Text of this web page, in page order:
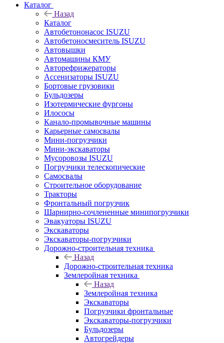
Каталог
Назад
Каталог
Автобетононасос ISUZU
Автобетоносмеситель ISUZU
Автовышки
Автомашины КМУ
Авторефрижераторы
Ассенизаторы ISUZU
Бортовые грузовики
Бульдозеры
Изотермические фургоны
Илососы
Канало-промывочные машины
Карьерные самосвалы
Мини-погрузчики
Мини-экскаваторы
Мусоровозы ISUZU
Погрузчики телескопические
Самосвалы
Строительное оборудование
Тракторы
Фронтальный погрузчик
Шарнирно-сочлененные минипогрузчики
Эвакуаторы ISUZU
Экскаваторы
Экскаваторы-погрузчики
Дорожно-строительная техника
Назад
Дорожно-строительная техника
Землеройная техника
Назад
Землеройная техника
Экскаваторы
Погрузчики фронтальные
Экскаваторы-погрузчики
Бульдозеры
Автогрейдеры